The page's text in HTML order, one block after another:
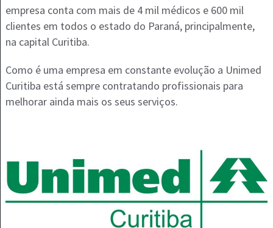
empresa conta com mais de 4 mil médicos e 600 mil
clientes em todos o estado do Paraná, principalmente,
na capital Curitiba.
Como é uma empresa em constante evolução a Unimed
Curitiba está sempre contratando profissionais para
melhorar ainda mais os seus serviços.